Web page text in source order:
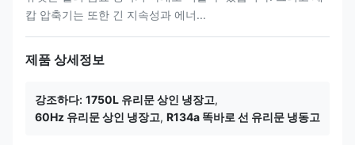
캅 압축기는 또한 긴 지속성과 에너...
제품 상세정보
강조하다: 1750L 유리문 상인 냉장고,
60Hz 유리문 상인 냉장고, R134a 똑바로 선 유리문 냉동고